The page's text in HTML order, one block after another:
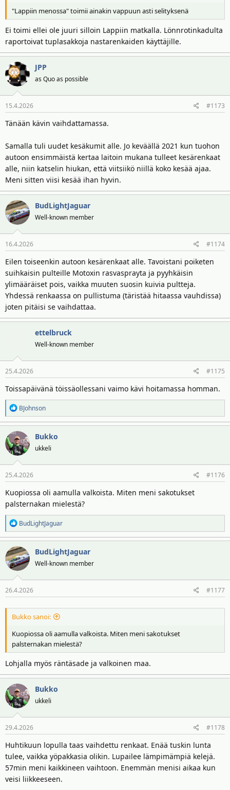
"Lappiin menossa" toimii ainakin vappuun asti selityksenä
Ei toimi ellei ole juuri silloin Lappiin matkalla. Lönnrotinkadulta
raportoivat tuplasakkoja nastarenkaiden käyttäjille.
JPP
as Quo as possible
15.4.2026 #1173
Tänään kävin vaihdattamassa.
Samalla tuli uudet kesäkumit alle. Jo keväällä 2021 kun tuohon
autoon ensimmäistä kertaa laitoin mukana tulleet kesärenkaat
alle, niin katselin hiukan, että viitsiikö niillä koko kesää ajaa.
Meni sitten viisi kesää ihan hyvin.
BudLightJaguar
Well-known member
16.4.2026 #1174
Eilen toiseenkin autoon kesärenkaat alle. Tavoistani poiketen
suihkaisin pulteille Motoxin rasvasprayta ja pyyhkäisin
ylimääräiset pois, vaikka muuten suosin kuivia pultteja.
Yhdessä renkaassa on pullistuma (täristää hitaassa vauhdissa)
joten pitäisi se vaihdattaa.
ettelbruck
Well-known member
25.4.2026 #1175
Toissapäivänä töissäollessani vaimo kävi hoitamassa homman.
R
e
a
k
t
i
o
t
BJohnson
Bukko
ukkeli
25.4.2026 #1176
Kuopiossa oli aamulla valkoista. Miten meni sakotukset
palsternakan mielestä?
R
e
a
k
t
i
o
t
BudLightJaguar
BudLightJaguar
Well-known member
26.4.2026 #1177
Bukko sanoi:
Kuopiossa oli aamulla valkoista. Miten meni sakotukset
palsternakan mielestä?
Lohjalla myös räntäsade ja valkoinen maa.
Bukko
ukkeli
29.4.2026 #1178
Huhtikuun lopulla taas vaihdettu renkaat. Enää tuskin lunta
tulee, vaikka yöpakkasia olikin. Lupailee lämpimämpiä kelejä.
57min meni kaikkineen vaihtoon. Enemmän menisi aikaa kun
veisi liikkeeseen.